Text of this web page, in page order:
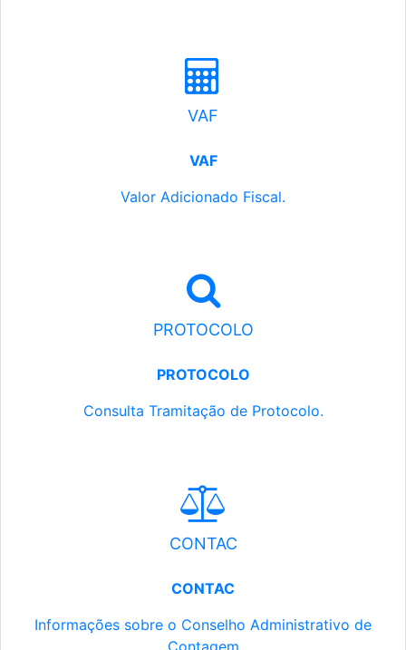
VAF
VAF
Valor Adicionado Fiscal.
PROTOCOLO
PROTOCOLO
Consulta Tramitação de Protocolo.
CONTAC
CONTAC
Informações sobre o Conselho Administrativo de